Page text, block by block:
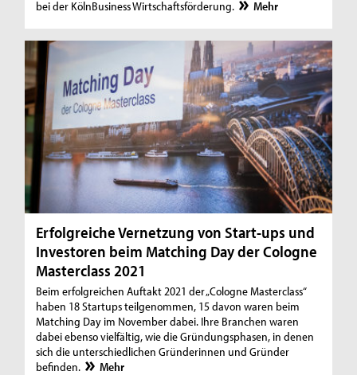
bei der KölnBusiness Wirtschaftsförderung.
Mehr
Erfolgreiche Vernetzung von Start-ups und
Investoren beim Matching Day der Cologne
Masterclass 2021
Beim erfolgreichen Auftakt 2021 der „Cologne Masterclass“
haben 18 Startups teilgenommen, 15 davon waren beim
Matching Day im November dabei. Ihre Branchen waren
dabei ebenso vielfältig, wie die Gründungsphasen, in denen
sich die unterschiedlichen Gründerinnen und Gründer
befinden.
Mehr